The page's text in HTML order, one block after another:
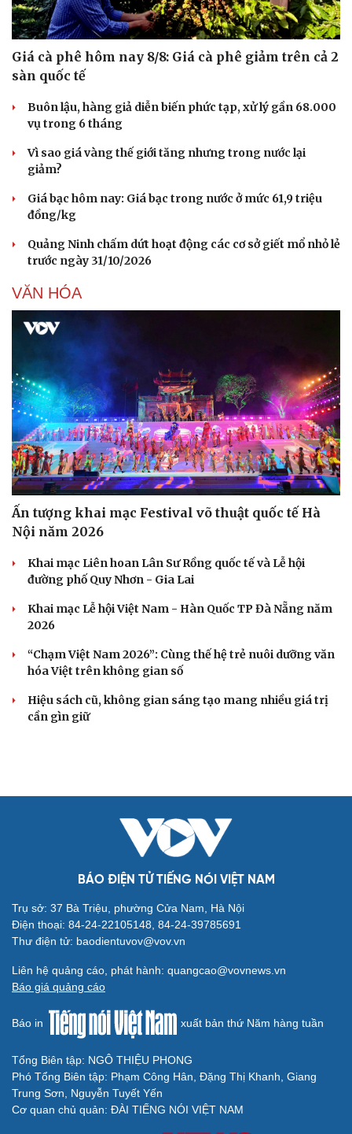
Cải chính
Giá cà phê hôm nay 8/8: Giá cà phê giảm trên cả 2
sàn quốc tế
Buôn lậu, hàng giả diễn biến phức tạp, xử lý gần 68.000
vụ trong 6 tháng
Vì sao giá vàng thế giới tăng nhưng trong nước lại
giảm?
Giá bạc hôm nay: Giá bạc trong nước ở mức 61,9 triệu
đồng/kg
Quảng Ninh chấm dứt hoạt động các cơ sở giết mổ nhỏ lẻ
trước ngày 31/10/2026
VĂN HÓA
Ấn tượng khai mạc Festival võ thuật quốc tế Hà
Nội năm 2026
Khai mạc Liên hoan Lân Sư Rồng quốc tế và Lễ hội
đường phố Quy Nhơn - Gia Lai
Khai mạc Lễ hội Việt Nam - Hàn Quốc TP Đà Nẵng năm
2026
“Chạm Việt Nam 2026”: Cùng thế hệ trẻ nuôi dưỡng văn
hóa Việt trên không gian số
Hiệu sách cũ, không gian sáng tạo mang nhiều giá trị
cần gìn giữ
BÁO ĐIỆN TỬ TIẾNG NÓI VIỆT NAM
Trụ sở: 37 Bà Triệu, phường Cửa Nam, Hà Nội
Điện thoại: 84-24-22105148, 84-24-39785691
Thư điện tử: baodientuvov@vov.vn
Liên hệ quảng cáo, phát hành: quangcao@vovnews.vn
Báo giá quảng cáo
Báo in xuất bản thứ Năm hàng tuần
Tổng Biên tập: NGÔ THIỆU PHONG
Phó Tổng Biên tập: Phạm Công Hân, Đặng Thị Khanh, Giang
Trung Sơn, Nguyễn Tuyết Yến
Cơ quan chủ quản: ĐÀI TIẾNG NÓI VIỆT NAM